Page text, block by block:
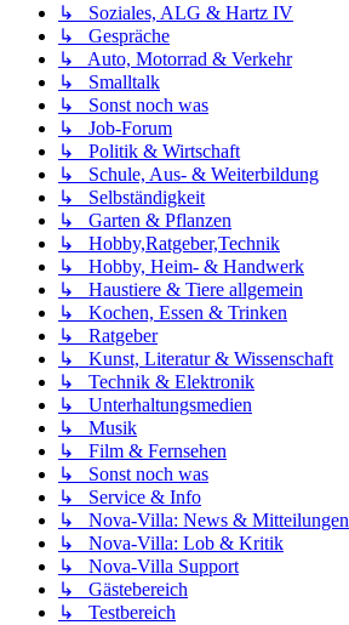
↳ Soziales, ALG & Hartz IV
↳ Gespräche
↳ Auto, Motorrad & Verkehr
↳ Smalltalk
↳ Sonst noch was
↳ Job-Forum
↳ Politik & Wirtschaft
↳ Schule, Aus- & Weiterbildung
↳ Selbständigkeit
↳ Garten & Pflanzen
↳ Hobby,Ratgeber,Technik
↳ Hobby, Heim- & Handwerk
↳ Haustiere & Tiere allgemein
↳ Kochen, Essen & Trinken
↳ Ratgeber
↳ Kunst, Literatur & Wissenschaft
↳ Technik & Elektronik
↳ Unterhaltungsmedien
↳ Musik
↳ Film & Fernsehen
↳ Sonst noch was
↳ Service & Info
↳ Nova-Villa: News & Mitteilungen
↳ Nova-Villa: Lob & Kritik
↳ Nova-Villa Support
↳ Gästebereich
↳ Testbereich